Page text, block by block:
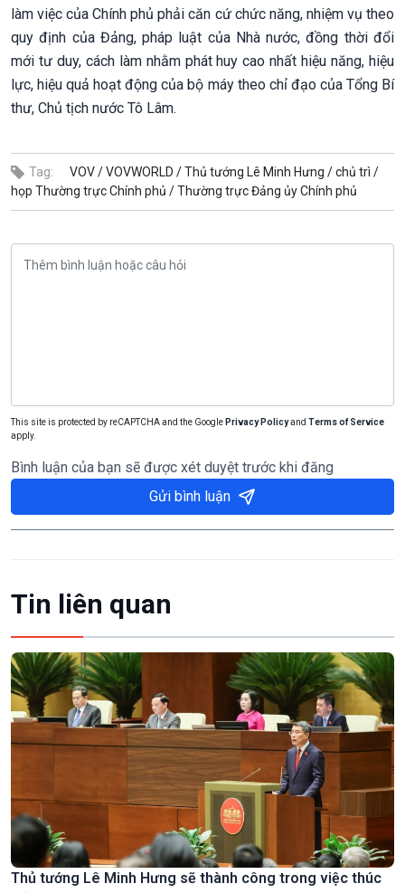
làm việc của Chính phủ phải căn cứ chức năng, nhiệm vụ theo
quy định của Đảng, pháp luật của Nhà nước, đồng thời đổi
mới tư duy, cách làm nhằm phát huy cao nhất hiệu năng, hiệu
lực, hiệu quả hoạt động của bộ máy theo chỉ đạo của Tổng Bí
thư, Chủ tịch nước Tô Lâm.
Tag: VOV /VOVWORLD /Thủ tướng Lê Minh Hưng /chủ trì /
họp Thường trực Chính phủ /Thường trực Đảng ủy Chính phủ
This site is protected by reCAPTCHA and the Google Privacy Policyand Terms of Service
apply.
Bình luận của bạn sẽ được xét duyệt trước khi đăng
Gửi bình luận
Tin liên quan
Thủ tướng Lê Minh Hưng sẽ thành công trong việc thúc